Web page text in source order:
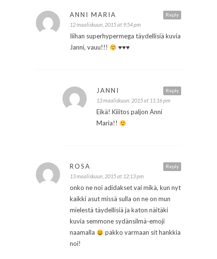
Reply
ANNI MARIA
12 maaliskuun, 2015 at 9:54 pm
Iiihan superhypermega täydellisiä kuvia
Janni, vauu!!!
♥♥♥
Reply
JANNI
13 maaliskuun, 2015 at 11:16 pm
Eikä! Kiiitos paljon Anni
Maria!!
Reply
ROSA
13 maaliskuun, 2015 at 12:13 pm
onko ne noi adidakset vai mikä, kun nyt
kaikki asut missä sulla on ne on mun
mielestä täydellisiä ja katon näitäki
kuvia semmone sydänsilmä-emoji
naamalla
pakko varmaan sit hankkia
noi!